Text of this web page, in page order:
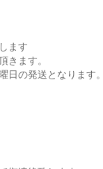
ます
きます。
日の発送となります。